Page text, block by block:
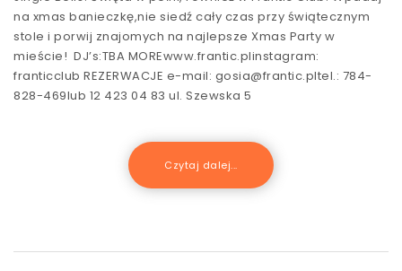
na xmas banieczkę,nie siedź cały czas przy świątecznym
stole i porwij znajomych na najlepsze Xmas Party w
mieście! DJ’s:TBA MOREwww.frantic.plinstagram:
franticclub REZERWACJE e-mail: gosia@frantic.pltel.: 784-
828-469lub 12 423 04 83 ul. Szewska 5
Czytaj dalej...